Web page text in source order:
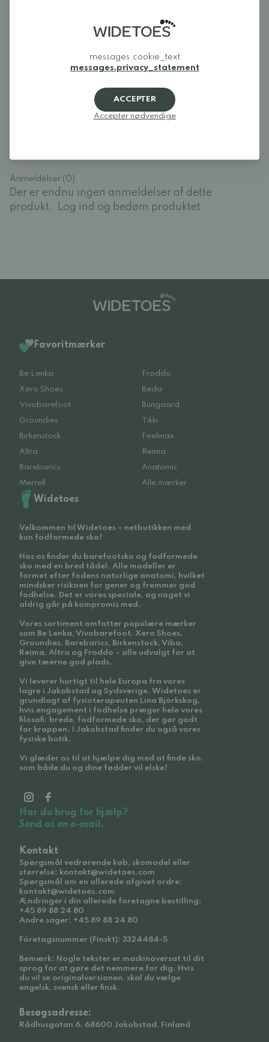
miljøstandarder, kvalitet og bæredygtige
produktionsprocesser.
Log ind og bedøm produktet
Anmeldelser (0)
Der er endnu ingen anmeldelser af dette
produkt.
Log ind og bedøm produktet
Favoritmærker
Be Lenka
Froddo
Xero Shoes
Beda
Vivobarefoot
Bungaard
Groundies
Tikki
Birkenstock
Feelmax
Altra
Reima
Barebarics
Anatomic
Merrell
Alle mærker
Widetoes
Velkommen til Widetoes – netbutikken med
kun fodformede sko!
Hos os finder du barefootsko og fodformede
sko med en bred tådel. Alle modeller er
formet efter fodens naturlige anatomi, hvilket
mindsker risikoen for gener og fremmer god
fodhelse. Det er vores speciale, og noget vi
aldrig går på kompromis med.
Vores sortiment omfatter populære mærker
som Be Lenka, Vivobarefoot, Xero Shoes,
Groundies, Barebarics, Birkenstock, Viba,
Reima, Altra og Froddo – alle udvalgt for at
give tæerne god plads.
Vi leverer hurtigt til hele Europa fra vores
lagre i Jakobstad og Sydsverige. Widetoes er
grundlagt af fysioterapeuten Lina Björkskog,
hvis engagement i fodhelse præger hele vores
filosofi: brede, fodformede sko, der gør godt
for kroppen. I Jakobstad finder du også vores
fysiske butik.
Vi glæder os til at hjælpe dig med at finde sko,
som både du og dine fødder vil elske!
Har du brug for hjælp?
Send os en e-mail.
Kontakt
Spørgsmål vedrørende køb, skomodel eller
størrelse: kontakt@widetoes.com
Spørgsmål om en allerede afgivet ordre:
kontakt@widetoes.com
Ændringer i din allerede foretagne bestilling:
+45 89 88 24 80
Andre sager: +45 89 88 24 80
Företagsnummer (Finskt): 3324484-5
Bemærk: Nogle tekster er maskinoversat til dit
sprog for at gøre det nemmere for dig. Hvis
du vil se originalversionen, skal du vælge
engelsk, svensk eller finsk.
Besøgsadresse:
Rådhusgatan 6, 68600 Jakobstad, Finland
messages.cookie_text
messages.privacy_statement
ACCEPTER
Accepter nødvendige